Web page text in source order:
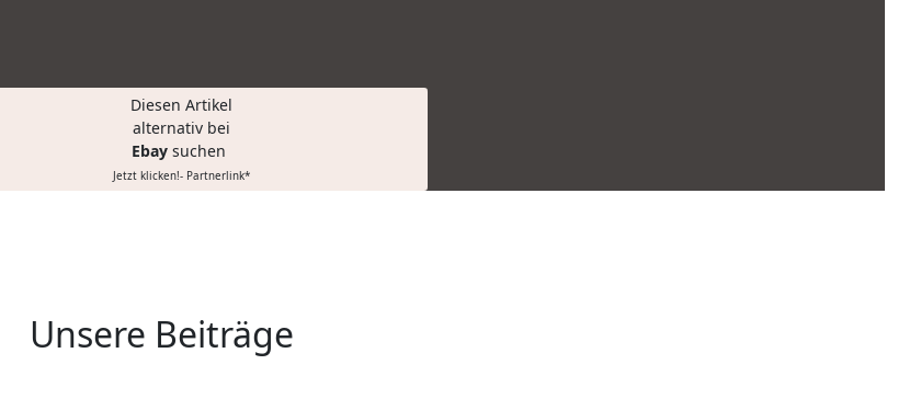
Diesen Artikel
alternativ bei
Ebay suchen
Jetzt klicken!- Partnerlink*
Unsere Beiträge